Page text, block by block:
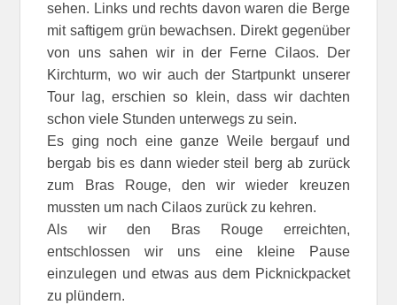
sehen. Links und rechts davon waren die Berge
mit saftigem grün bewachsen. Direkt gegenüber
von uns sahen wir in der Ferne Cilaos. Der
Kirchturm, wo wir auch der Startpunkt unserer
Tour lag, erschien so klein, dass wir dachten
schon viele Stunden unterwegs zu sein.
Es ging noch eine ganze Weile bergauf und
bergab bis es dann wieder steil berg ab zurück
zum Bras Rouge, den wir wieder kreuzen
mussten um nach Cilaos zurück zu kehren.
Als wir den Bras Rouge erreichten,
entschlossen wir uns eine kleine Pause
einzulegen und etwas aus dem Picknickpacket
zu plündern.